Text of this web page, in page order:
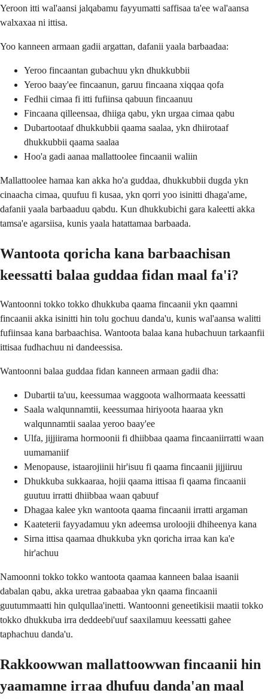
Yeroon itti wal'aansi jalqabamu fayyumatti saffisaa ta'ee wal'aansa
walxaxaa ni ittisa.
Yoo kanneen armaan gadii argattan, dafanii yaala barbaadaa:
Yeroo fincaantan gubachuu ykn dhukkubbii
Yeroo baay'ee fincaanun, garuu fincaana xiqqaa qofa
Fedhii cimaa fi itti fufiinsa qabuun fincaanuu
Fincaana qilleensaa, dhiiga qabu, ykn urgaa cimaa qabu
Dubartootaaf dhukkubbii qaama saalaa, ykn dhiirotaaf
dhukkubbii qaama saalaa
Hoo'a gadi aanaa mallattoolee fincaanii waliin
Mallattoolee hamaa kan akka ho'a guddaa, dhukkubbii dugda ykn
cinaacha cimaa, quufuu fi kusaa, ykn qorri yoo isinitti dhaga'ame,
dafanii yaala barbaaduu qabdu. Kun dhukkubichi gara kaleetti akka
tamsa'e agarsiisa, kunis yaala hatattamaa barbaada.
Wantoota qoricha kana barbaachisan
keessatti balaa guddaa fidan maal fa'i?
Wantoonni tokko tokko dhukkuba qaama fincaanii ykn qaamni
fincaanii akka isinitti hin tolu gochuu danda'u, kunis wal'aansa walitti
fufiinsaa kana barbaachisa. Wantoota balaa kana hubachuun tarkaanfii
ittisaa fudhachuu ni dandeessisa.
Wantoonni balaa guddaa fidan kanneen armaan gadii dha:
Dubartii ta'uu, keessumaa waggoota walhormaata keessatti
Saala walqunnamtii, keessumaa hiriyoota haaraa ykn
walqunnamtii saalaa yeroo baay'ee
Ulfa, jijjiirama hormoonii fi dhiibbaa qaama fincaaniirratti waan
uumamaniif
Menopause, istaarojiinii hir'isuu fi qaama fincaanii jijjiiruu
Dhukkuba sukkaaraa, hojii qaama ittisaa fi qaama fincaanii
guutuu irratti dhiibbaa waan qabuuf
Dhagaa kalee ykn wantoota qaama fincaanii irratti argaman
Kaateterii fayyadamuu ykn adeemsa uroloojii dhiheenya kana
Sirna ittisa qaamaa dhukkuba ykn qoricha irraa kan ka'e
hir'achuu
Namoonni tokko tokko wantoota qaamaa kanneen balaa isaanii
dabalan qabu, akka uretraa gabaabaa ykn qaama fincaanii
guutummaatti hin qulqullaa'inetti. Wantoonni geneetikisii maatii tokko
tokko dhukkuba irra deddeebi'uuf saaxilamuu keessatti gahee
taphachuu danda'u.
Rakkoowwan mallattoowwan fincaanii hin
yaamamne irraa dhufuu danda'an maal